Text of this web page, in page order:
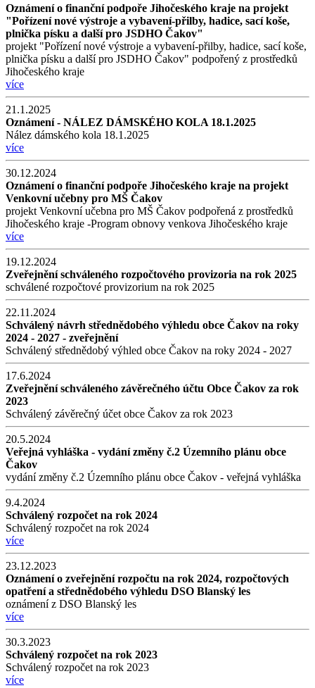
Oznámení o finanční podpoře Jihočeského kraje na projekt
"Pořízení nové výstroje a vybavení-přilby, hadice, sací koše,
plnička písku a další pro JSDHO Čakov"
projekt "Pořízení nové výstroje a vybavení-přilby, hadice, sací koše,
plnička písku a další pro JSDHO Čakov" podpořený z prostředků
Jihočeského kraje
více
21.1.2025
Oznámení - NÁLEZ DÁMSKÉHO KOLA 18.1.2025
Nález dámského kola 18.1.2025
více
30.12.2024
Oznámení o finanční podpoře Jihočeského kraje na projekt
Venkovní učebny pro MŠ Čakov
projekt Venkovní učebna pro MŠ Čakov podpořená z prostředků
Jihočeského kraje -Program obnovy venkova Jihočeského kraje
více
19.12.2024
Zveřejnění schváleného rozpočtového provizoria na rok 2025
schválené rozpočtové provizorium na rok 2025
22.11.2024
Schválený návrh střednědobého výhledu obce Čakov na roky
2024 - 2027 - zveřejnění
Schválený střednědobý výhled obce Čakov na roky 2024 - 2027
17.6.2024
Zveřejnění schváleného závěrečného účtu Obce Čakov za rok
2023
Schválený závěrečný účet obce Čakov za rok 2023
20.5.2024
Veřejná vyhláška - vydání změny č.2 Územního plánu obce
Čakov
vydání změny č.2 Územního plánu obce Čakov - veřejná vyhláška
9.4.2024
Schválený rozpočet na rok 2024
Schválený rozpočet na rok 2024
více
23.12.2023
Oznámení o zveřejnění rozpočtu na rok 2024, rozpočtových
opatření a střednědobého výhledu DSO Blanský les
oznámení z DSO Blanský les
více
30.3.2023
Schválený rozpočet na rok 2023
Schválený rozpočet na rok 2023
více